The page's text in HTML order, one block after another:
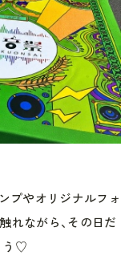
プやオリジナルフォ
れながら、その日だ
う♡